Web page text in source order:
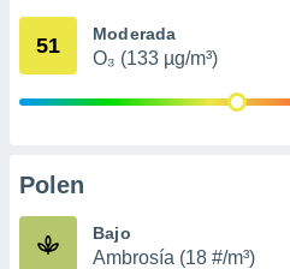
e
publicidad
51 Moderada
O₃ (133 µg/m³)
Polen
Bajo
Ambrosía (18 #/m³)